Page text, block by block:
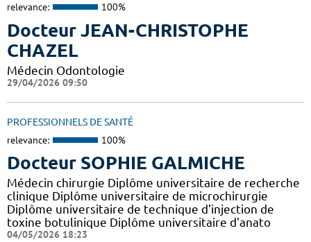
relevance: 100%
Docteur JEAN-CHRISTOPHE
CHAZEL
Médecin Odontologie
29/04/2026 09:50
PROFESSIONNELS DE SANTÉ
relevance: 100%
Docteur SOPHIE GALMICHE
Médecin chirurgie Diplôme universitaire de recherche
clinique Diplôme universitaire de microchirurgie
Diplôme universitaire de technique d'injection de
toxine botulinique Diplôme universitaire d'anato
04/05/2026 18:23